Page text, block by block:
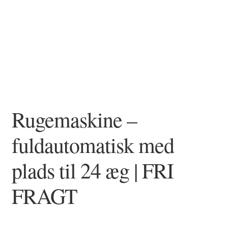
NYTTIG VIDEN
Rugemaskine –
fuldautomatisk med
plads til 24 æg | FRI
FRAGT